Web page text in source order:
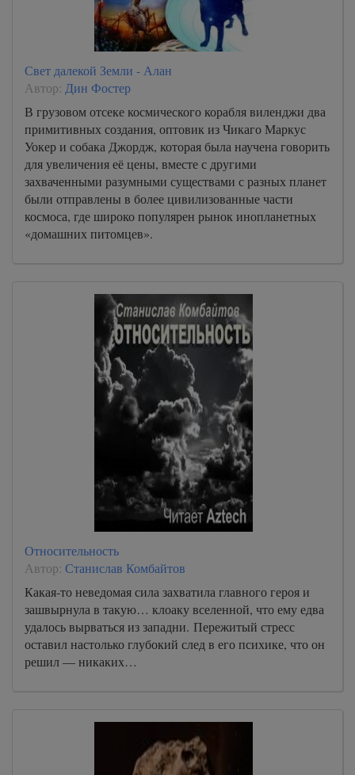
Свет далекой Земли - Алан
Автор: Дин Фостер
В грузовом отсеке космического корабля виленджи два
примитивных создания, оптовик из Чикаго Маркус
Уокер и собака Джордж, которая была научена говорить
для увеличения её цены, вместе с другими
захваченными разумными существами с разных планет
были отправлены в более цивилизованные части
космоса, где широко популярен рынок инопланетных
«домашних питомцев».
Относительность
Автор: Станислав Комбайтов
Какая-то неведомая сила захватила главного героя и
зашвырнула в такую… клоаку вселенной, что ему едва
удалось вырваться из западни. Пережитый стресс
оставил настолько глубокий след в его психике, что он
решил — никаких…